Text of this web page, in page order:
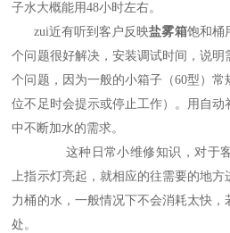
子水大概能用48小时左右。
zui近有听到客户反映盐雾箱饱和桶
个问题很好解决，安装调试时间，说
个问题，因为一般的小箱子（60型）常
位不足时会提示或停止工作）。用自
中不断加水的需求。
这种日常小维修知识，对于客
上指示灯亮起，就相应的往需要的地
力桶的水，一般情况下不会消耗太快
处。